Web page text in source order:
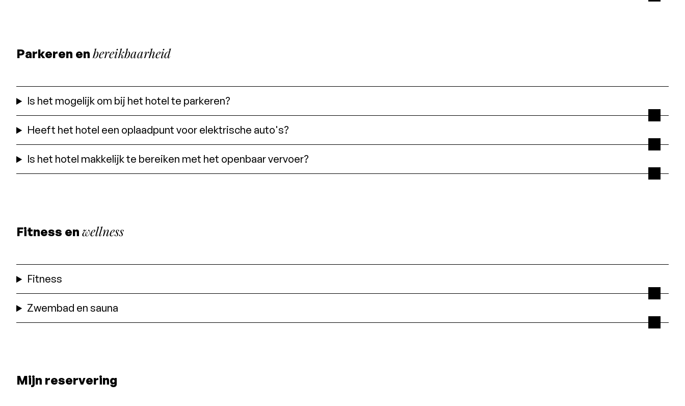
Parkeren en bereikbaarheid
Is het mogelijk om bij het hotel te parkeren?
Heeft het hotel een oplaadpunt voor elektrische auto's?
Is het hotel makkelijk te bereiken met het openbaar vervoer?
Fitness en wellness
Fitness
Zwembad en sauna
Mijn reservering